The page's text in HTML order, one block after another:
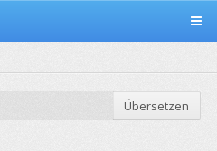
Übersetzen